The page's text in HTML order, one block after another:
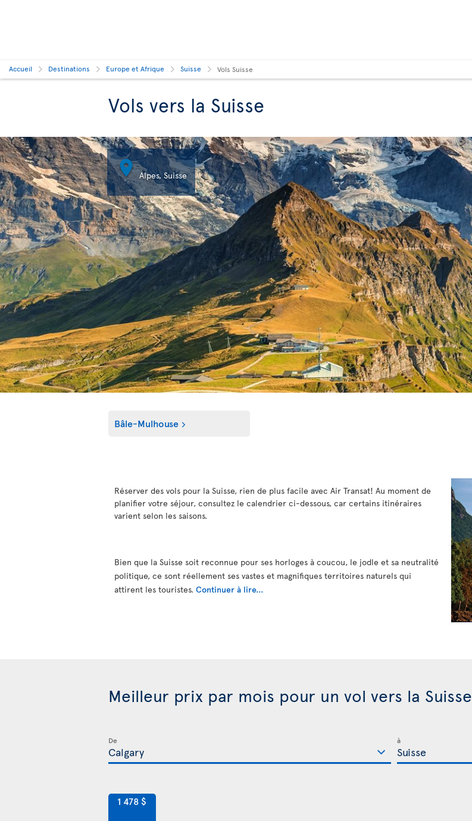
Accueil Destinations Europe et Afrique Suisse Vols Suisse
Vols vers la Suisse
 Alpes, Suisse
Bâle-Mulhouse
Réserver des vols pour la Suisse, rien de plus facile avec Air Transat! Au moment de
planifier votre séjour, consultez le calendrier ci-dessous, car certains itinéraires
varient selon les saisons.
Bien que la Suisse soit reconnue pour ses horloges à coucou, le jodle et sa neutralité
politique, ce sont réellement ses vastes et magnifiques territoires naturels qui
attirent les touristes. Continuer à lire...
Meilleur prix par mois pour un vol vers la Suisse
De à
1 478 $